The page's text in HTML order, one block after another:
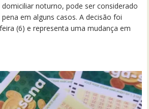
noturno, pode ser considerado
em alguns casos. A decisão foi
(6) e representa uma mudança em